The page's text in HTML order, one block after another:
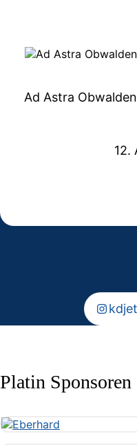
Ad Astra Obwalden
12.
Platin Sponsoren